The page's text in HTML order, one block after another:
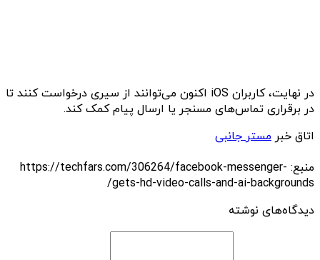
در نهایت، کاربران iOS اکنون می‌توانند از سیری درخواست کنند تا
در برقراری تماس‌های مسنجر یا ارسال پیام‌ کمک کند.
اتاق خبر مستر جانبی
منبع: https://techfars.com/306264/facebook-messenger-
gets-hd-video-calls-and-ai-backgrounds/
دیدگاه‌های نوشته